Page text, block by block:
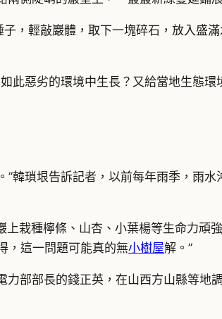
，輕敲巖體，取下一塊碎石，放入盛
此惡劣的環境中生長？又給當地生態環
韓瑣垠告訴記者，以前每年雨季，雨
栽種檸條、山杏、小葉楊等生命力頑
，這一問題可能真的無小樹屋解。”
部部長的錢正英，在山西方山縣等地